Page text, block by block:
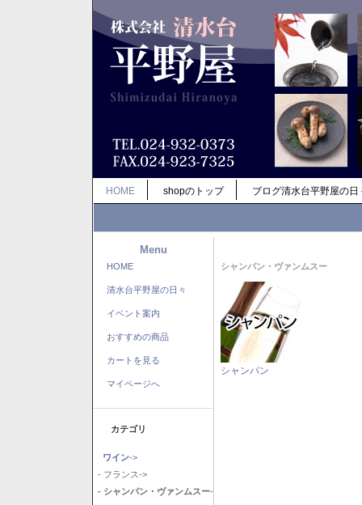
HOME shopのトップ ブログ清水台平野屋の日
Menu
HOME
清水台平野屋の日々
イベント案内
おすすめの商品
カートを見る
マイページへ
カテゴリ
ワイン->
- フランス->
- シャンパン・ヴァンムスー-
シャンパン・ヴァンムスー
シャンパン